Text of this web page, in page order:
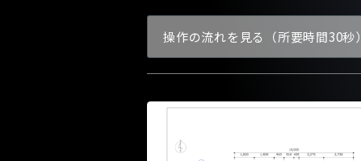
操作の流れを見る（所要時間30秒）